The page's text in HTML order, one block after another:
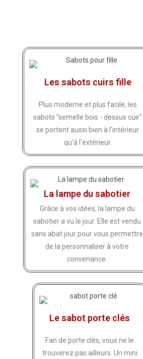
Les sabots cuirs fille
Plus moderne et plus facile, les
sabots "semelle bois - dessus cuir"
se portent aussi bien à l'intérieur
qu'à l'extérieur.
La lampe du sabotier
Grâce à vos idées, la lampe du
sabotier a vu le jour. Elle est vendu
sans abat jour pour vous permettre
de la personnaliser à votre
convenance.
Le sabot porte clés
Fan de porte clés, vous ne le
trouverez pas ailleurs. Un mini